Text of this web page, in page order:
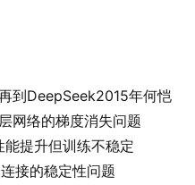
到DeepSeek2015年何恺
网络的梯度消失问题
提升但训练不稳定
接的稳定性问题